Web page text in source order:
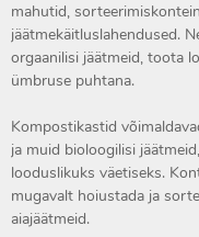
mahutid,
jäätmekäitluslahendused.
orgaanilisi jäätmeid, toota
ümbruse puhtana.
Kompostikastid
ja muid bioloogilisi
looduslikuks väetiseks.
mugavalt hoiustada ja
aiajäätmeid.